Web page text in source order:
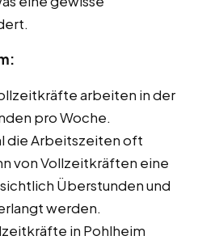
arbeiten in der
pro Woche.
die Arbeitszeiten oft
von Vollzeitkräften eine
Überstunden und
werden.
in Pohlheim